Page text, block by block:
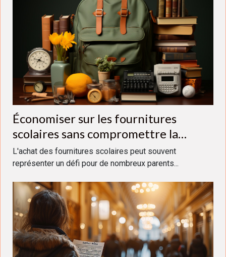
Économiser sur les fournitures
scolaires sans compromettre la
qualité: astuces et stratégies pour les
parents
L'achat des fournitures scolaires peut souvent
représenter un défi pour de nombreux parents...